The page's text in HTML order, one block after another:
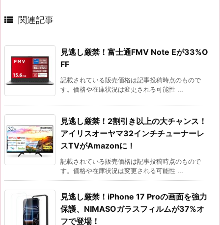
 関連記事
見逃し厳禁！富士通FMV Note Eが33%O
FF
記載されている販売価格は記事投稿時点のもので
す。価格や在庫状況は変更される可能性 ...
見逃し厳禁！2割引き以上の大チャンス！
アイリスオーヤマ32インチチューナーレ
スTVがAmazonに！
記載されている販売価格は記事投稿時点のもので
す。価格や在庫状況は変更される可能性 ...
見逃し厳禁！iPhone 17 Proの画面を強力
保護、NIMASOガラスフィルムが37%オ
フで登場！